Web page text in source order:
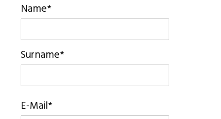
Name*
Surname*
E-Mail*